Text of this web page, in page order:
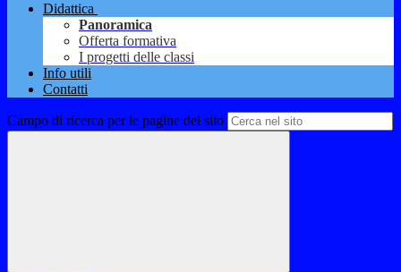
Didattica
Panoramica
Offerta formativa
I progetti delle classi
Info utili
Contatti
Campo di ricerca per le pagine del sito